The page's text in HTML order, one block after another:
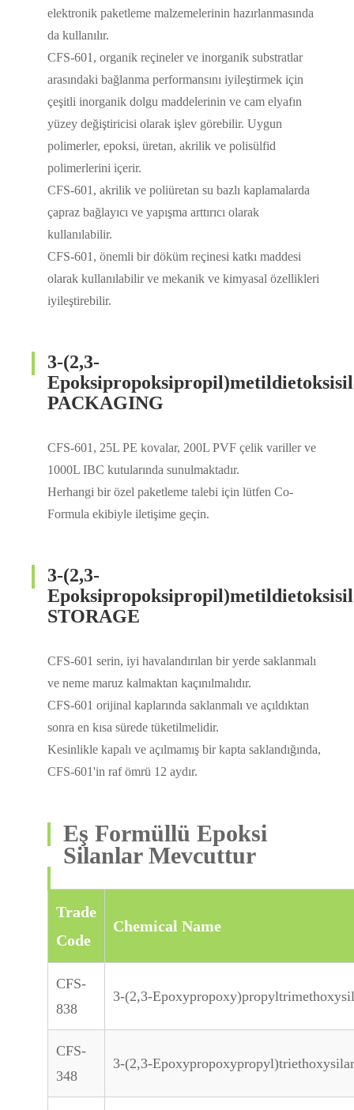
elektronik paketleme malzemelerinin hazırlanmasında
da kullanılır.
CFS-601, organik reçineler ve inorganik substratlar
arasındaki bağlanma performansını iyileştirmek için
çeşitli inorganik dolgu maddelerinin ve cam elyafın
yüzey değiştiricisi olarak işlev görebilir. Uygun
polimerler, epoksi, üretan, akrilik ve polisülfid
polimerlerini içerir.
CFS-601, akrilik ve poliüretan su bazlı kaplamalarda
çapraz bağlayıcı ve yapışma arttırıcı olarak
kullanılabilir.
CFS-601, önemli bir döküm reçinesi katkı maddesi
olarak kullanılabilir ve mekanik ve kimyasal özellikleri
iyileştirebilir.
3-(2,3-
PACKAGING
CFS-601, 25L PE kovalar, 200L PVF çelik variller ve
1000L IBC kutularında sunulmaktadır.
Herhangi bir özel paketleme talebi için lütfen Co-
Formula ekibiyle iletişime geçin.
3-(2,3-
STORAGE
CFS-601 serin, iyi havalandırılan bir yerde saklanmalı
ve neme maruz kalmaktan kaçınılmalıdır.
CFS-601 orijinal kaplarında saklanmalı ve açıldıktan
sonra en kısa sürede tüketilmelidir.
Kesinlikle kapalı ve açılmamış bir kapta saklandığında,
CFS-601'in raf ömrü 12 aydır.
Eş Formüllü Epoksi
Silanlar Mevcuttur
Trade
Code
Chemical Name
CFS-
838
3-(2,3-
CFS-
348
3-(2,3-